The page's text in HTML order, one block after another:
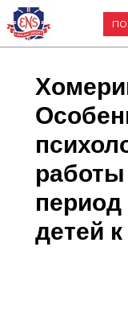
период
детей